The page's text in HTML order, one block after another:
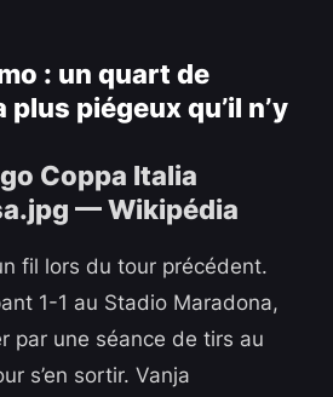
: un quart de
plus piégeux qu’il n’y
fil lors du tour précédent.
1-1 au Stadio Maradona,
par une séance de tirs au
s’en sortir. Vanja